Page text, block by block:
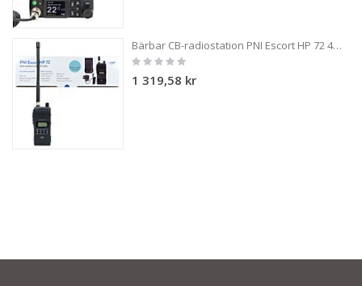
Bärbar CB-radiostation PNI Escort HP 72 4W, AM-FM, ASQ, Dual Watch, Scan, utan batteri
Rating:
0%
1 319,58 kr